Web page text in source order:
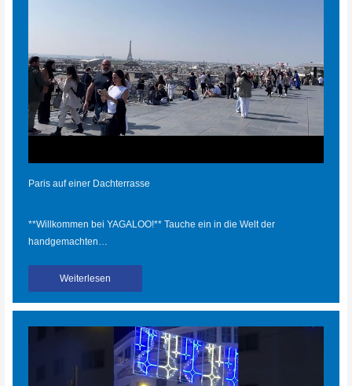
Paris auf einer Dachterrasse
**Willkommen bei YAGALOO!** Tauche ein in die Welt der
handgemachten…
Weiterlesen